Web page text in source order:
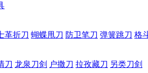
革折刀 蝴蝶甩刀 防卫笔刀 弹簧跳刀 格
刀 龙泉刀剑 户撒刀 拉孜藏刀 另类刀剑